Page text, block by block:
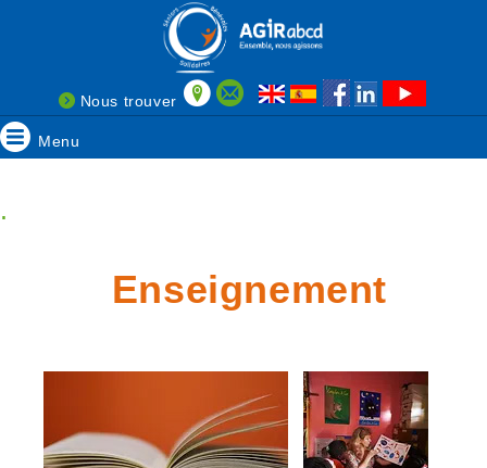
Nous trouver
Menu
.
Enseignement